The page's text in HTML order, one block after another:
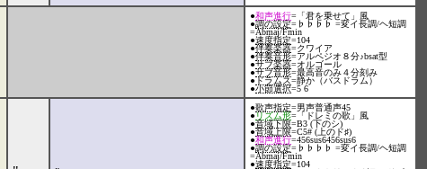
●和声進行=「君を乗せて」風
●調の設定=♭♭♭♭ =変イ長調/ヘ短調
=Abmaj/Fmin
●速度指定=104
●伴奏楽器=クワイア
●伴奏音形=アルペジオ８分♪bsat型
●サブ楽器=オルゴール
●サブ音形=最高音のみ４分刻み
●ドラムス=静か（バスドラム）
●小節選択=5 6
●歌声指定=男声普通声45
●リズム形=「ドレミの歌」風
●音域下限=B3 (下のシ)
●音域上限=C5# (上のド♯)
●和声進行=456sus6456sus6
●調の設定=♭♭♭♭ =変イ長調/ヘ短調
=Abmaj/Fmin
●速度指定=104